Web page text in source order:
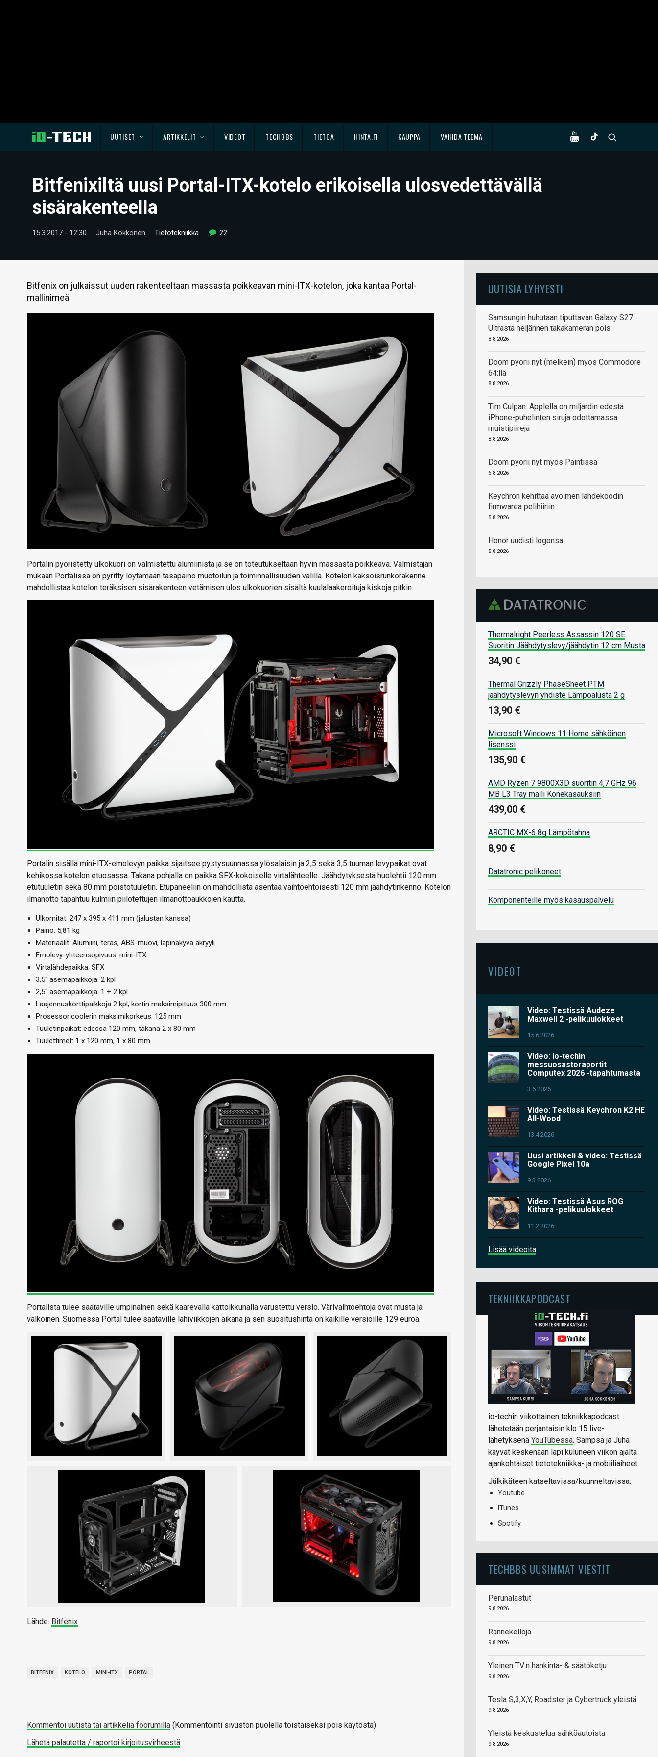
UUTISET ARTIKKELIT VIDEOT TECHBBS TIETOA HINTA.FI KAUPPA VAIHDA TEEMA
Bitfenixiltä uusi Portal-ITX-kotelo erikoisella ulosvedettävällä
sisärakenteella
15.3.2017 - 12:30 Juha Kokkonen Tietotekniikka 22
Bitfenix on julkaissut uuden rakenteeltaan massasta poikkeavan mini-ITX-kotelon, joka kantaa Portal-
mallinimeä.
Portalin pyöristetty ulkokuori on valmistettu alumiinista ja se on toteutukseltaan hyvin massasta poikkeava. Valmistajan
mukaan Portalissa on pyritty löytämään tasapaino muotoilun ja toiminnallisuuden välillä. Kotelon kaksoisrunkorakenne
mahdollistaa kotelon teräksisen sisärakenteen vetämisen ulos ulkokuorien sisältä kuulalaakeroituja kiskoja pitkin.
Portalin sisällä mini-ITX-emolevyn paikka sijaitsee pystysuunnassa ylösalaisin ja 2,5 sekä 3,5 tuuman levypaikat ovat
kehikossa kotelon etuosassa. Takana pohjalla on paikka SFX-kokoiselle virtalähteelle. Jäähdytyksestä huolehtii 120 mm
etutuuletin sekä 80 mm poistotuuletin. Etupaneeliin on mahdollista asentaa vaihtoehtoisesti 120 mm jäähdytinkenno. Kotelon
ilmanotto tapahtuu kulmiin piilotettujen ilmanottoaukkojen kautta.
Ulkomitat: 247 x 395 x 411 mm (jalustan kanssa)
Paino: 5,81 kg
Materiaalit: Alumiini, teräs, ABS-muovi, läpinäkyvä akryyli
Emolevy-yhteensopivuus: mini-ITX
Virtalähdepaikka: SFX
3,5″ asemapaikkoja: 2 kpl
2,5″ asemapaikkoja: 1 + 2 kpl
Laajennuskorttipaikkoja 2 kpl, kortin maksimipituus 300 mm
Prosessoricoolerin maksimikorkeus: 125 mm
Tuuletinpaikat: edessä 120 mm, takana 2 x 80 mm
Tuulettimet: 1 x 120 mm, 1 x 80 mm
Portalista tulee saataville umpinainen sekä kaarevalla kattoikkunalla varustettu versio. Värivaihtoehtoja ovat musta ja
valkoinen. Suomessa Portal tulee saataville lähiviikkojen aikana ja sen suositushinta on kaikille versioille 129 euroa.
Lähde: Bitfenix
BITFENIX KOTELO MINI-ITX PORTAL
Kommentoi uutista tai artikkelia foorumilla (Kommentointi sivuston puolella toistaiseksi pois käytöstä)
Lähetä palautetta / raportoi kirjoitusvirheestä
UUTISIA LYHYESTI
Samsungin huhutaan tiputtavan Galaxy S27
Ultrasta neljännen takakameran pois
8.8.2026
Doom pyörii nyt (melkein) myös Commodore
64:llä
8.8.2026
Tim Culpan: Applella on miljardin edestä
iPhone-puhelinten siruja odottamassa
muistipiirejä
8.8.2026
Doom pyörii nyt myös Paintissa
6.8.2026
Keychron kehittää avoimen lähdekoodin
firmwarea pelihiiriin
5.8.2026
Honor uudisti logonsa
5.8.2026
Thermalright Peerless Assassin 120 SE
Suoritin Jäähdytyslevy/jäähdytin 12 cm Musta
34,90 €
Thermal Grizzly PhaseSheet PTM
jäähdytyslevyn yhdiste Lämpöalusta 2 g
13,90 €
Microsoft Windows 11 Home sähköinen
lisenssi
135,90 €
AMD Ryzen 7 9800X3D suoritin 4,7 GHz 96
MB L3 Tray malli Konekasauksiin
439,00 €
ARCTIC MX-6 8g Lämpötahna
8,90 €
Datatronic pelikoneet
Komponenteille myös kasauspalvelu
VIDEOT
Video: Testissä Audeze
Maxwell 2 -pelikuulokkeet
15.6.2026
Video: io-techin
messuosastoraportit
Computex 2026 -tapahtumasta
3.6.2026
Video: Testissä Keychron K2 HE
All-Wood
13.4.2026
Uusi artikkeli & video: Testissä
Google Pixel 10a
9.3.2026
Video: Testissä Asus ROG
Kithara -pelikuulokkeet
11.2.2026
Lisää videoita
TEKNIIKKAPODCAST
io-techin viikottainen tekniikkapodcast
lähetetään perjantaisin klo 15 live-
lähetyksenä YouTubessa. Sampsa ja Juha
käyvät keskenään läpi kuluneen viikon ajalta
ajankohtaiset tietotekniikka- ja mobiiliaiheet.
Jälkikäteen katseltavissa/kuunneltavissa:
Youtube
iTunes
Spotify
TECHBBS UUSIMMAT VIESTIT
Perunalastut
9.8.2026
Rannekelloja
9.8.2026
Yleinen TV:n hankinta- & säätöketju
9.8.2026
Tesla S,3,X,Y, Roadster ja Cybertruck yleistä
9.8.2026
Yleistä keskustelua sähköautoista
9.8.2026